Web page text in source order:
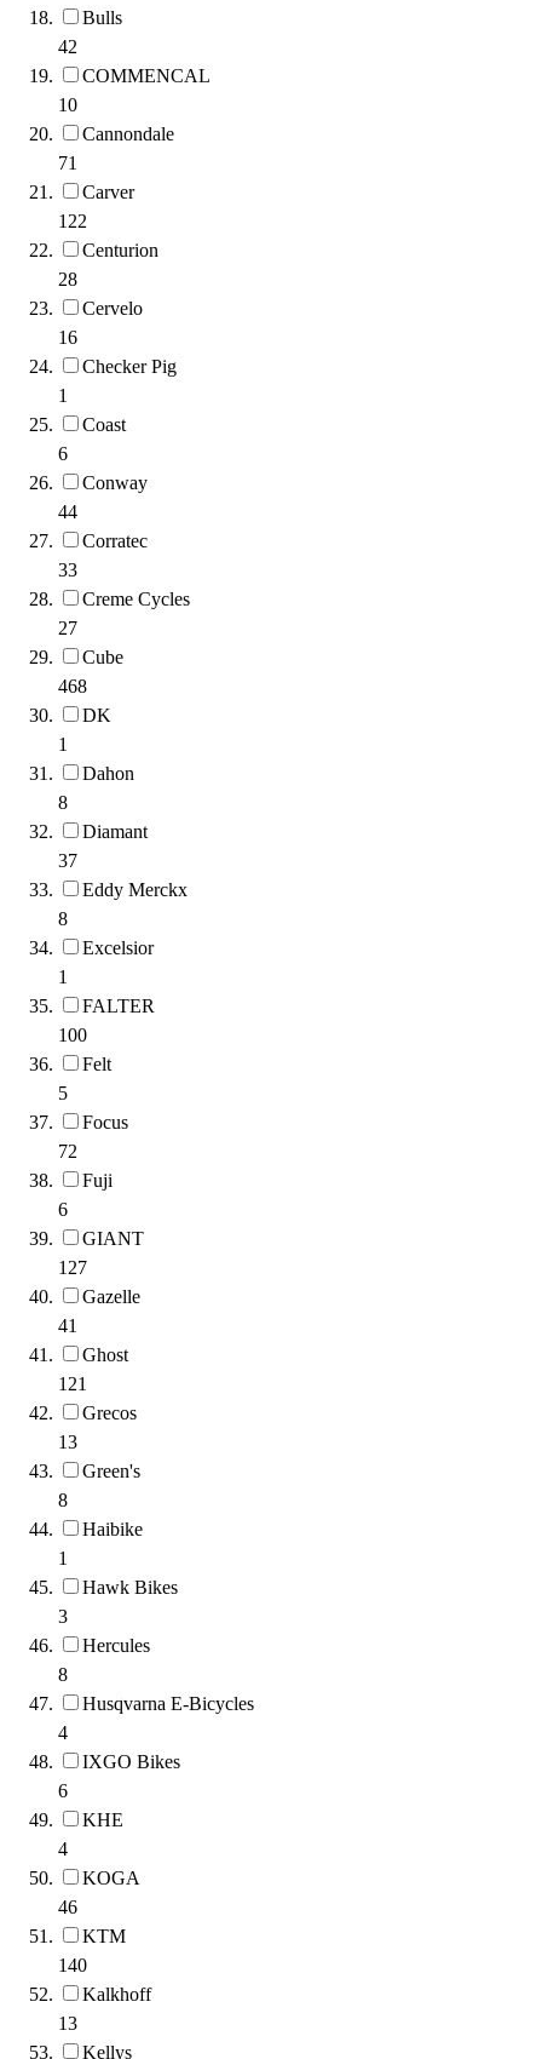
Bulls
42
COMMENCAL
10
Cannondale
71
Carver
122
Centurion
28
Cervelo
16
Checker Pig
1
Coast
6
Conway
44
Corratec
33
Creme Cycles
27
Cube
468
DK
1
Dahon
8
Diamant
37
Eddy Merckx
8
Excelsior
1
FALTER
100
Felt
5
Focus
72
Fuji
6
GIANT
127
Gazelle
41
Ghost
121
Grecos
13
Green's
8
Haibike
1
Hawk Bikes
3
Hercules
8
Husqvarna E-Bicycles
4
IXGO Bikes
6
KHE
4
KOGA
46
KTM
140
Kalkhoff
13
Kellys